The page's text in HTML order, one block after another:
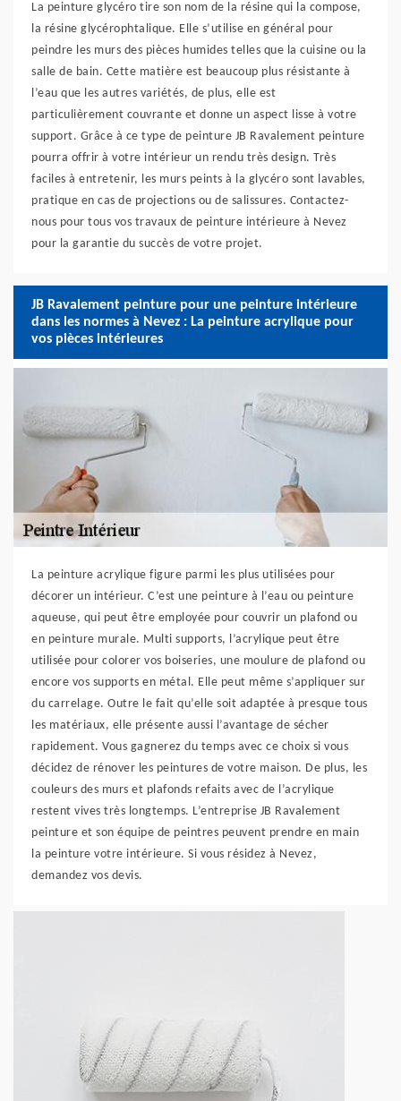
La peinture glycéro tire son nom de la résine qui la compose,
la résine glycérophtalique. Elle s’utilise en général pour
peindre les murs des pièces humides telles que la cuisine ou la
salle de bain. Cette matière est beaucoup plus résistante à
l’eau que les autres variétés, de plus, elle est
particulièrement couvrante et donne un aspect lisse à votre
support. Grâce à ce type de peinture JB Ravalement peinture
pourra offrir à votre intérieur un rendu très design. Très
faciles à entretenir, les murs peints à la glycéro sont lavables,
pratique en cas de projections ou de salissures. Contactez-
nous pour tous vos travaux de peinture intérieure à Nevez
pour la garantie du succès de votre projet.
JB Ravalement peinture pour une peinture intérieure
dans les normes à Nevez : La peinture acrylique pour
vos pièces intérieures
La peinture acrylique figure parmi les plus utilisées pour
décorer un intérieur. C’est une peinture à l’eau ou peinture
aqueuse, qui peut être employée pour couvrir un plafond ou
en peinture murale. Multi supports, l’acrylique peut être
utilisée pour colorer vos boiseries, une moulure de plafond ou
encore vos supports en métal. Elle peut même s’appliquer sur
du carrelage. Outre le fait qu’elle soit adaptée à presque tous
les matériaux, elle présente aussi l’avantage de sécher
rapidement. Vous gagnerez du temps avec ce choix si vous
décidez de rénover les peintures de votre maison. De plus, les
couleurs des murs et plafonds refaits avec de l’acrylique
restent vives très longtemps. L’entreprise JB Ravalement
peinture et son équipe de peintres peuvent prendre en main
la peinture votre intérieure. Si vous résidez à Nevez,
demandez vos devis.